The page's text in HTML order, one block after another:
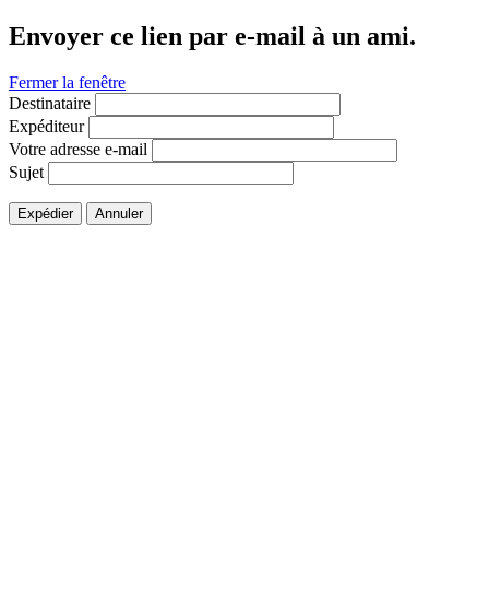
Envoyer ce lien par e-mail à un ami.
Fermer la fenêtre
Destinataire
Expéditeur
Votre adresse e-mail
Sujet
Expédier Annuler